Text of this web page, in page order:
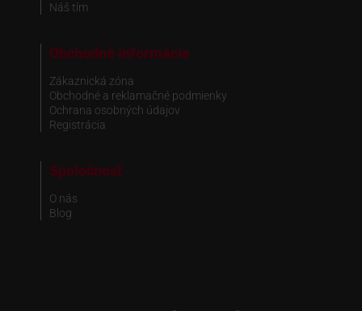
Náš tím
Obchodné informácie
Zákaznická zóna
Obchodné a reklamačné podmienky
Ochrana osobných údajov
Registrácia
Spoločnosť
O nás
Blog